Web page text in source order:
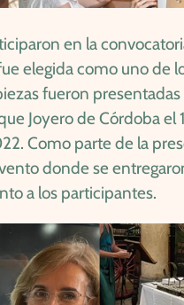
en la
elegida como uno de
fueron
Joyero de Córdoba el
Como parte de la
donde se
a los participantes.